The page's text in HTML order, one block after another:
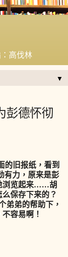
高伐林
▼
彭德怀彻
的旧报纸，看到
有力，原来是彭
浏览起来……胡
保存下来的？
弟弟的帮助下，
容易啊！